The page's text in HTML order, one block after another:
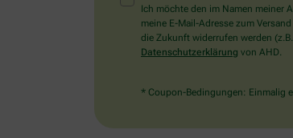
Ich möchte den im Namen meiner
meine E-Mail-Adresse zum
die Zukunft widerrufen werden
Datenschutzerklärung von AHD.
* Coupon-Bedingungen: Einmalig